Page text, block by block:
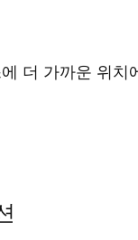
더 가까운 위치